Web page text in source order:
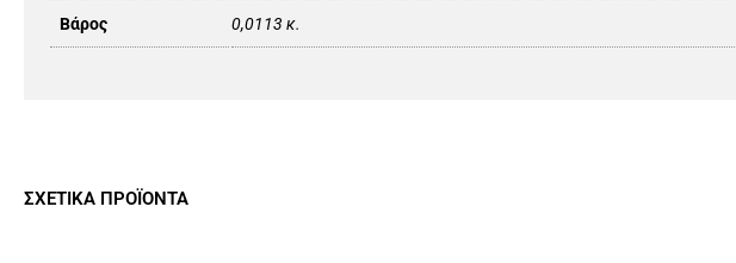
Βάρος 0,0113 κ.
ΣΧΕΤΙΚΆ ΠΡΟΪΌΝΤΑ